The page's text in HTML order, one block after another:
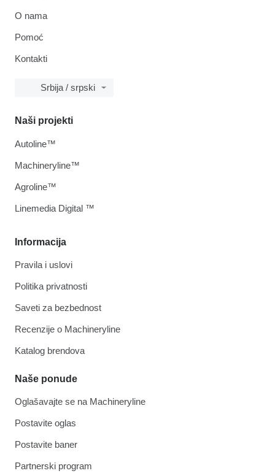
O nama
Pomoć
Kontakti
Srbija / srpski
Informacija
Pravila i uslovi
Politika privatnosti
Saveti za bezbednost
Recenzije o Machineryline
Katalog brendova
Naše ponude
Oglašavajte se na Machineryline
Postavite oglas
Postavite baner
Partnerski program
Naši projekti
Autoline™
Machineryline™
Agroline™
Linemedia Digital ™